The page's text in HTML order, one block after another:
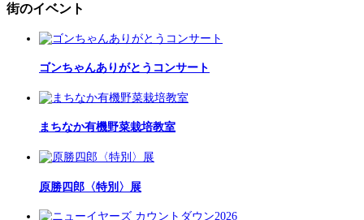
街のイベント
ゴンちゃんありがとうコンサート
まちなか有機野菜栽培教室
原勝四郎〈特別〉展